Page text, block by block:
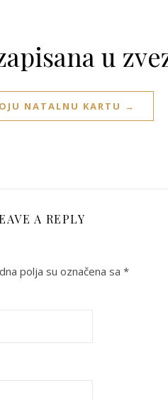
u
NATALNU KARTU →
A REPLY
polja su označena sa *